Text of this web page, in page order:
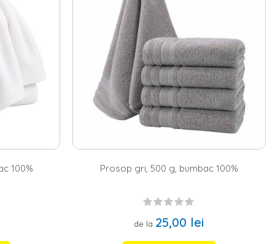
cei de la Homelux, avem grija ca toate produsele noastre sa
prosoapele trebuie sa se potriveasca cu incaperea. De
poti alege prosoape in culori pastelate, care sa aduca un plus
cu un
din aceeasi paleta cromatica. Descopera
100% Prosop gri, 500 g, bumbac 100%
de la 25,00 lei